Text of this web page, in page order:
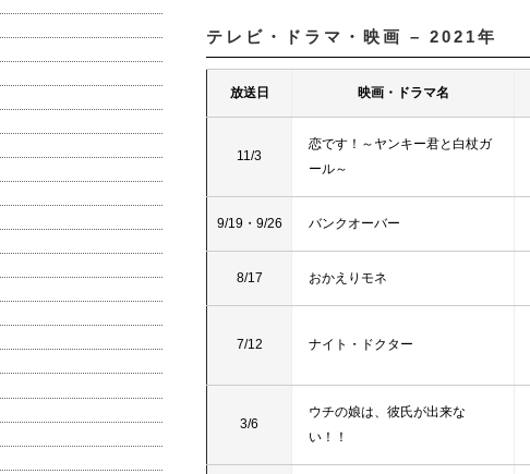
テレビ・ドラマ・映画 – 2021年
放送日 映画・ドラマ名
11/3
恋です！～ヤンキー君と白杖ガ
ール～
9/19・9/26 バンクオーバー
8/17 おかえりモネ
7/12 ナイト・ドクター
3/6
ウチの娘は、彼氏が出来な
い！！